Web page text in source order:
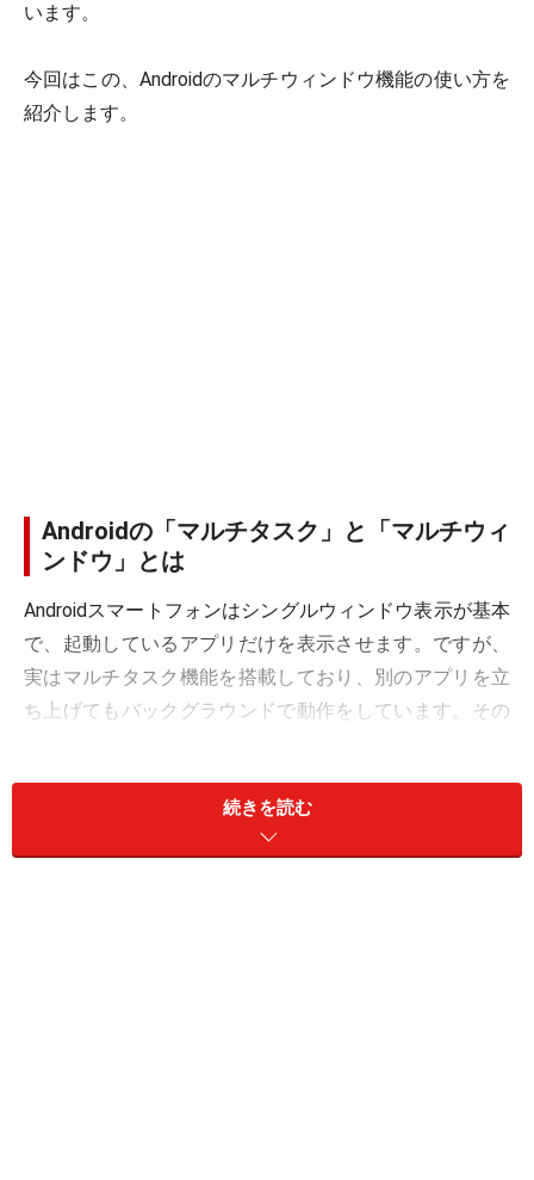
います。
今回はこの、Androidのマルチウィンドウ機能の使い方を
紹介します。
Androidの「マルチタスク」と「マルチウィ
ンドウ」とは
Androidスマートフォンはシングルウィンドウ表示が基本
で、起動しているアプリだけを表示させます。ですが、
実はマルチタスク機能を搭載しており、別のアプリを立
ち上げてもバックグラウンドで動作をしています。その
リを並行して使うことが可能です。
例えば、ブラウザアプリのChromeからテキストをコピー
続きを読む